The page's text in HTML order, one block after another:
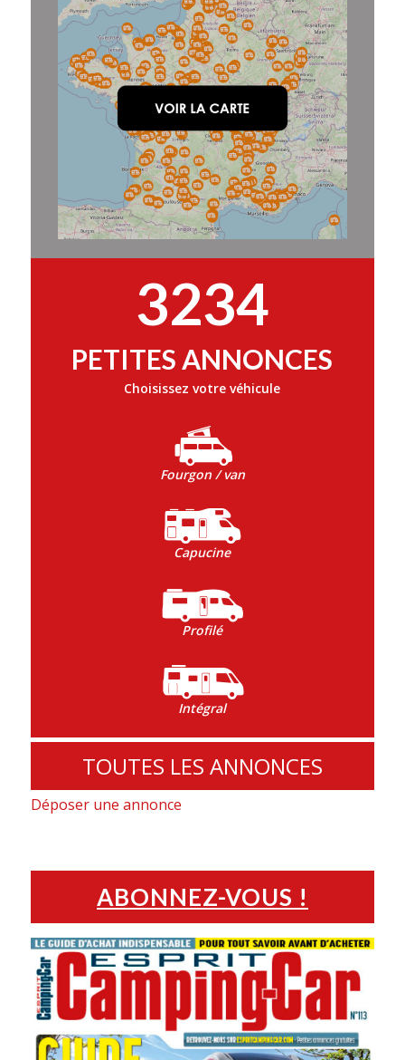
3234
PETITES ANNONCES
Choisissez votre véhicule
Fourgon / van
Capucine
Profilé
Intégral
TOUTES LES ANNONCES
Déposer une annonce
ABONNEZ-VOUS !